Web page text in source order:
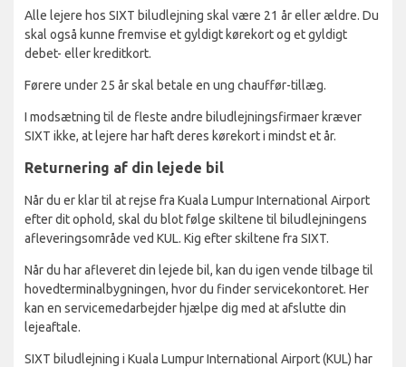
Alle lejere hos SIXT biludlejning skal være 21 år eller ældre. Du
skal også kunne fremvise et gyldigt kørekort og et gyldigt
debet- eller kreditkort.
Førere under 25 år skal betale en ung chauffør-tillæg.
I modsætning til de fleste andre biludlejningsfirmaer kræver
SIXT ikke, at lejere har haft deres kørekort i mindst et år.
Returnering af din lejede bil
Når du er klar til at rejse fra Kuala Lumpur International Airport
efter dit ophold, skal du blot følge skiltene til biludlejningens
afleveringsområde ved KUL. Kig efter skiltene fra SIXT.
Når du har afleveret din lejede bil, kan du igen vende tilbage til
hovedterminalbygningen, hvor du finder servicekontoret. Her
kan en servicemedarbejder hjælpe dig med at afslutte din
lejeaftale.
SIXT biludlejning i Kuala Lumpur International Airport (KUL) har